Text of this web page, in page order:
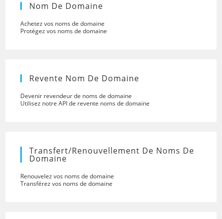
Nom De Domaine
Achetez vos noms de domaine
Protégez vos noms de domaine
Revente Nom De Domaine
Devenir revendeur de noms de domaine
Utilisez notre API de revente noms de domaine
Transfert/renouvellement De Noms De
Domaine
Renouvelez vos noms de domaine
Transférez vos noms de domaine